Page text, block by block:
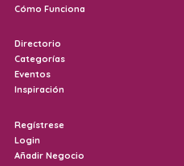
Cómo Funciona
Directorio
Categorías
Eventos
Inspiración
Regístrese
Login
Añadir Negocio